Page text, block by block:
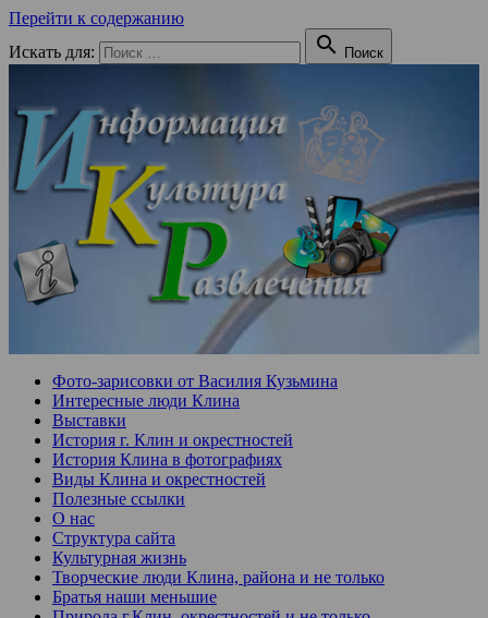
Перейти к содержанию
Искать для:
 Поиск
Фото-зарисовки от Василия Кузьмина
Интересные люди Клина
Выставки
История г. Клин и окрестностей
История Клина в фотографиях
Виды Клина и окрестностей
Полезные ссылки
О нас
Структура сайта
Культурная жизнь
Творческие люди Клина, района и не только
Братья наши меньшие